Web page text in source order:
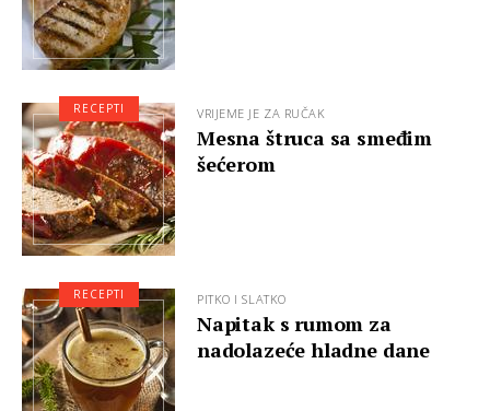
VRIJEME JE ZA RUČAK
Mesna štruca sa smeđim
šećerom
RECEPTI
PITKO I SLATKO
Napitak s rumom za
nadolazeće hladne dane
RECEPTI